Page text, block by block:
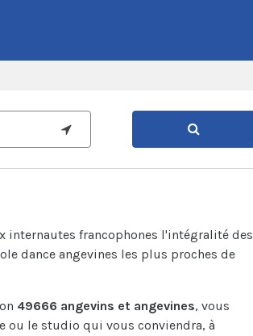
internautes francophones l'intégralité des
dance angevines les plus proches de
49666 angevins et angevines, vous
ou le studio qui vous conviendra, à